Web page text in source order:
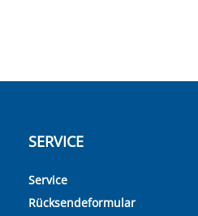
SERVICE
Service
Rücksendeformular